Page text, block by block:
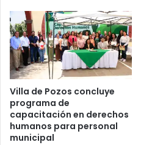
Villa de Pozos concluye
programa de
capacitación en derechos
humanos para personal
municipal